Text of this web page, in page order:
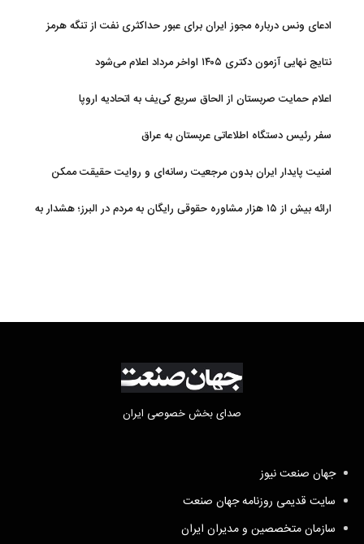
ادعای ونس درباره مجوز ایران برای عبور حداکثری نفت از تنگه هرمز
نتایج نهایی آزمون دکتری ۱۴۰۵ اواخر مرداد اعلام می‌شود
اعلام حمایت صربستان از الحاق سریع کی‌یف به اتحادیه اروپا
سفر رئیس دستگاه اطلاعاتی عربستان به عراق
امنیت پایدار ایران بدون مرجعیت رسانه‌ای و روایت حقیقت ممکن
ارائه بیش از ۱۵ هزار مشاوره حقوقی رایگان به مردم در البرز؛ هشدار به
صدای بخش خصوصی ایران
جهان صنعت نیوز
سایت قدیمی روزنامه جهان صنعت
سازمان متخصصین و مدیران ایران